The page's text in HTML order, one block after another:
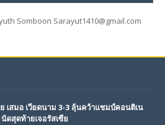
Somboon Sarayut1410@gmail.com
เสมอ เวียดนาม 3-3 ลุ้นคว้าแชมป์คอนติเน
ดสุดท้ายเจอรัสเซีย